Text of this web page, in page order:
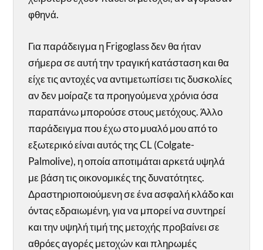
φθηνά.
Για παράδειγμα η Frigoglass δεν θα ήταν
σήμερα σε αυτή την τραγική κατάσταση και θα
είχε τις αντοχές να αντιμετωπίσει τις δυσκολίες
αν δεν μοίραζε τα προηγούμενα χρόνια όσα
παραπάνω μπορούσε στους μετόχους. Άλλο
παράδειγμα που έχω στο μυαλό μου από το
εξωτερικό είναι αυτός της CL (Colgate-
Palmolive), η οποία αποτιμάται αρκετά υψηλά
με βάση τις οικονομικές της δυνατότητες.
Δραστηριοποιούμενη σε ένα ασφαλή κλάδο και
όντας εδραιωμένη, για να μπορεί να συντηρεί
και την υψηλή τιμή της μετοχής προβαίνει σε
αθρόες αγορές μετοχών και πληρωμές